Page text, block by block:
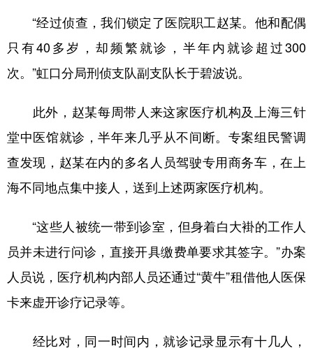
广东 广西 海南 重庆
新疆 内蒙古 黑龙江
多语种频道
Русский язык 日本語 한국어
Deutsch Português
“经过侦查，我们锁定了医院职工赵某。他和配偶
只有40多岁，却频繁就诊，半年内就诊超过300
次。”虹口分局刑侦支队副支队长于碧波说。
此外，赵某每周带人来这家医疗机构及上海三针
堂中医馆就诊，半年来几乎从不间断。专案组民警调
查发现，赵某在内的多名人员驾驶专用商务车，在上
海不同地点集中接人，送到上述两家医疗机构。
“这些人被统一带到诊室，但身着白大褂的工作人
员并未进行问诊，直接开具缴费单要求其签字。”办案
人员说，医疗机构内部人员还通过“黄牛”租借他人医保
卡来虚开诊疗记录等。
经比对，同一时间内，就诊记录显示有十几人，